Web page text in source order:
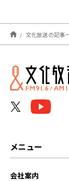
文化放送の記事
メニュー
会社案内